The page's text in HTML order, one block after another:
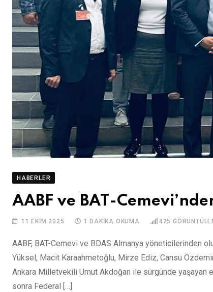
HABERLER
AABF ve BAT-
11 EKIM 2025 1 DAKIKA OKUMA 425
AABF, BAT-Cemevi ve BDAS Almanya yöneticilerinden
Yüksel, Macit Karaahmetoğlu, Mirze Ediz, Cansu
Ankara Milletvekili Umut Akdoğan ile sürgünde yaşayan
sonra Federal […]